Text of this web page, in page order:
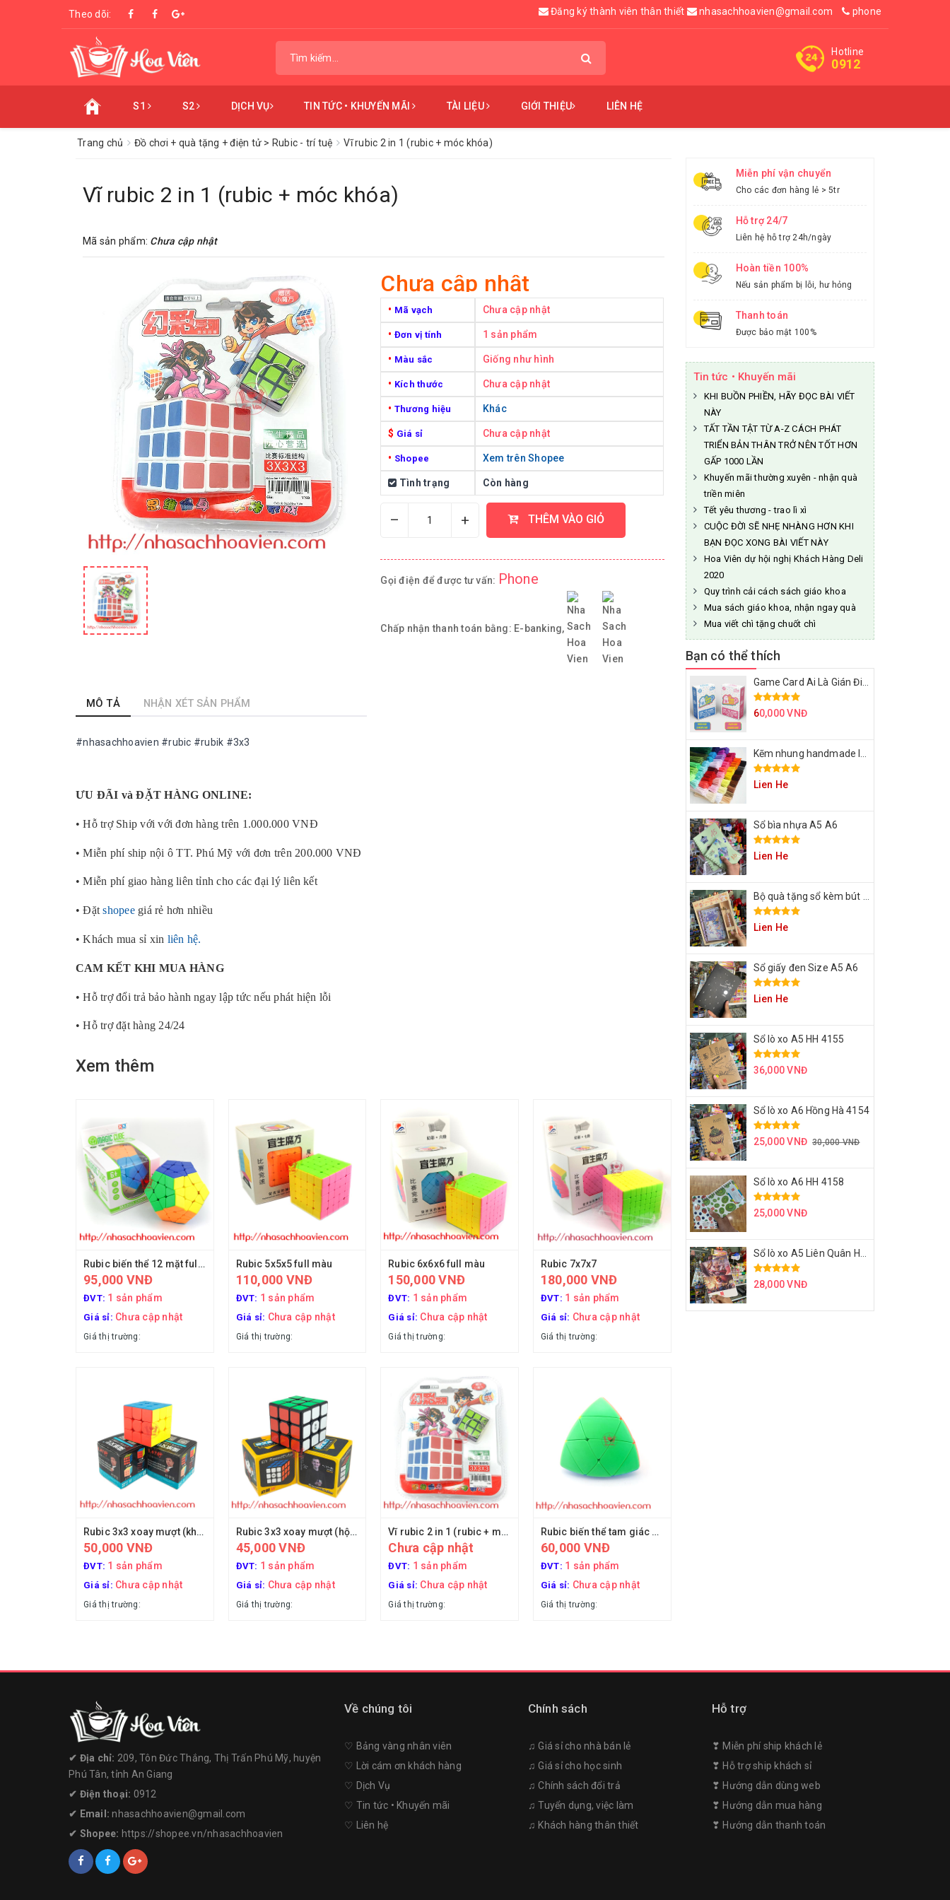
Theo dõi: Đăng ký thành viên thân thiết nhasachhoavien@gmail.com phone
Hotline
0912
S1 S2 DỊCH VỤ TIN TỨC • KHUYẾN MÃI TÀI LIỆU GIỚI THIỆU LIÊN HỆ
Trang chủ Đồ chơi + quà tặng + điện tử > Rubic - trí tuệ Vĩ rubic 2 in 1 (rubic + móc khóa)
Vĩ rubic 2 in 1 (rubic + móc khóa)
Mã sản phẩm: Chưa cập nhật
Chưa cập nhật
• Mã vạch Chưa cập nhật
• Đơn vị tính 1 sản phẩm
• Màu sắc Giống như hình
• Kích thước Chưa cập nhật
• Thương hiệu Khác
$ Giá sỉ Chưa cập nhật
• Shopee Xem trên Shopee
Tình trạng Còn hàng
– + THÊM VÀO GIỎ
Gọi điện để được tư vấn: Phone
Chấp nhận thanh toán bằng: E-banking,
MÔ TẢ NHẬN XÉT SẢN PHẨM
#nhasachhoavien #rubic #rubik #3x3
ƯU ĐÃI và ĐẶT HÀNG ONLINE:
• Hỗ trợ Ship với với đơn hàng trên 1.000.000 VNĐ
• Miễn phí ship nội ô TT. Phú Mỹ với đơn trên 200.000 VNĐ
• Miễn phí giao hàng liên tỉnh cho các đại lý liên kết
• Đặtshopeegiá rẻ hơn nhiều
• Khách mua sỉ xin liên hệ.
CAM KẾT KHI MUA HÀNG
• Hỗ trợ đổi trả bảo hành ngay lập tức nếu phát hiện lỗi
• Hỗ trợ đặt hàng 24/24
Xem thêm
Rubic biến thể 12 mặt full màu
95,000 VNĐ
ĐVT: 1 sản phẩm
Giá sỉ: Chưa cập nhật
Giá thị trường:
Rubic 5x5x5 full màu
110,000 VNĐ
ĐVT: 1 sản phẩm
Giá sỉ: Chưa cập nhật
Giá thị trường:
Rubic 6x6x6 full màu
150,000 VNĐ
ĐVT: 1 sản phẩm
Giá sỉ: Chưa cập nhật
Giá thị trường:
Rubic 7x7x7
180,000 VNĐ
ĐVT: 1 sản phẩm
Giá sỉ: Chưa cập nhật
Giá thị trường:
Rubic 3x3 xoay mượt (không viền)
50,000 VNĐ
ĐVT: 1 sản phẩm
Giá sỉ: Chưa cập nhật
Giá thị trường:
Rubic 3x3 xoay mượt (hộp giấy + viền)
45,000 VNĐ
ĐVT: 1 sản phẩm
Giá sỉ: Chưa cập nhật
Giá thị trường:
Vĩ rubic 2 in 1 (rubic + móc khóa)
Chưa cập nhật
ĐVT: 1 sản phẩm
Giá sỉ: Chưa cập nhật
Giá thị trường:
Rubic biến thể tam giác bầu tròn (hộp nhựa)
60,000 VNĐ
ĐVT: 1 sản phẩm
Giá sỉ: Chưa cập nhật
Giá thị trường:
Miễn phí vận chuyển
Cho các đơn hàng lẻ > 5tr
Hỗ trợ 24/7
Liên hệ hỗ trợ 24h/ngày
Hoàn tiền 100%
Nếu sản phẩm bị lỗi, hư hỏng
Thanh toán
Được bảo mật 100%
Tin tức • Khuyến mãi
KHI BUỒN PHIỀN, HÃY ĐỌC BÀI VIẾT
NÀY
TẤT TẦN TẬT TỪ A-Z CÁCH PHÁT
TRIỂN BẢN THÂN TRỞ NÊN TỐT HƠN
GẤP 1000 LẦN
Khuyến mãi thường xuyên - nhận quà
triền miên
Tết yêu thương - trao lì xì
CUỘC ĐỜI SẼ NHẸ NHÀNG HƠN KHI
BẠN ĐỌC XONG BÀI VIẾT NÀY
Hoa Viên dự hội nghị Khách Hàng Deli
2020
Quy trình cải cách sách giáo khoa
Mua sách giáo khoa, nhận ngay quà
Mua viết chì tặng chuốt chì
Bạn có thể thích
60,000 VNĐ
Lien He
Sổ bìa nhựa A5 A6
Lien He
Lien He
Sổ giấy đen Size A5 A6
Lien He
Sổ lò xo A5 HH 4155
36,000 VNĐ
Sổ lò xo A6 Hồng Hà 4154
25,000 VNĐ 30,000 VNĐ
Sổ lò xo A6 HH 4158
25,000 VNĐ
28,000 VNĐ
✔︎ Địa chỉ: 209, Tôn Đức Thắng, Thị Trấn Phú Mỹ, huyện
Phú Tân, tỉnh An Giang
✔︎ Điện thoại: 0912
✔︎ Email:nhasachhoavien@gmail.com
✔︎ Shopee: https://shopee.vn/nhasachhoavien
Về chúng tôi
♡︎ Bảng vàng nhân viên
♡︎ Lời cám ơn khách hàng
♡︎ Dịch Vụ
♡︎ Tin tức • Khuyến mãi
♡︎ Liên hệ
Chính sách
♫ Giá sỉ cho nhà bán lẻ
♫ Giá sỉ cho học sinh
♫ Chính sách đổi trả
♫ Tuyển dụng, việc làm
♫ Khách hàng thân thiết
Hỗ trợ
❣︎ Miễn phí ship khách lẻ
❣︎ Hỗ trợ ship khách sỉ
❣︎ Hướng dẫn dùng web
❣︎ Hướng dẫn mua hàng
❣︎ Hướng dẫn thanh toán